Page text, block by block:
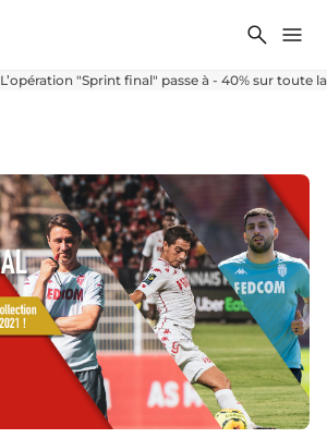
L’opération "Sprint final" passe à - 40% sur toute